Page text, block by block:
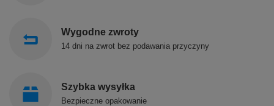
Wygodne zwroty
14 dni na zwrot bez podawania przyczyny
Szybka wysyłka
Bezpieczne opakowanie